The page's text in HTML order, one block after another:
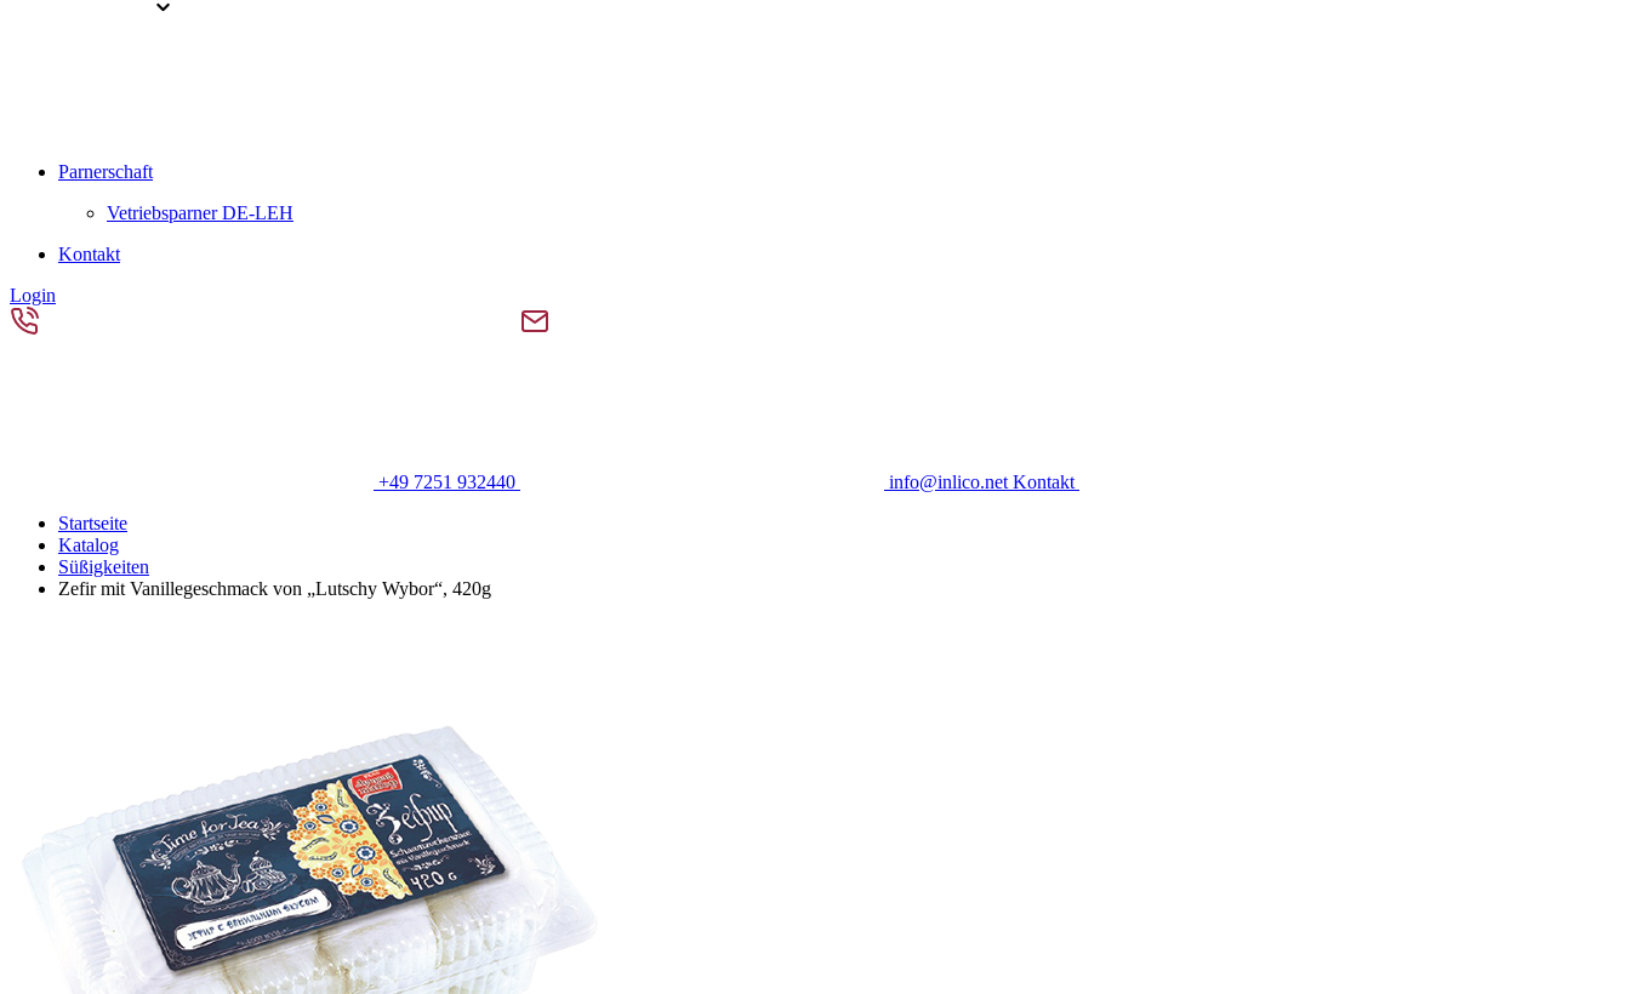
Parnerschaft
Vetriebsparner DE-LEH
Kontakt
Login
+49 7251 932440 info@inlico.net Kontakt
Startseite
Katalog
Süßigkeiten
Zefir mit Vanillegeschmack von „Lutschy Wybor“, 420g